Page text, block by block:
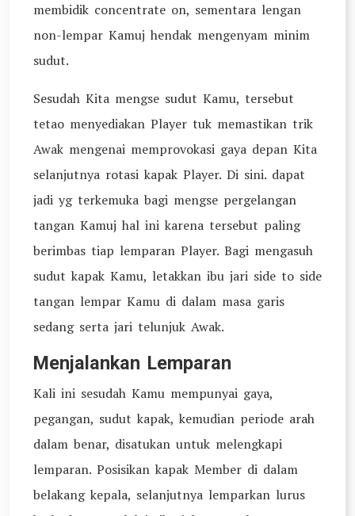
membidik concentrate on, sementara lengan
non-lempar Kamuj hendak mengenyam minim
sudut.
Sesudah Kita mengse sudut Kamu, tersebut
tetao menyediakan Player tuk memastikan trik
Awak mengenai memprovokasi gaya depan Kita
selanjutnya rotasi kapak Player. Di sini. dapat
jadi yg terkemuka bagi mengse pergelangan
tangan Kamuj hal ini karena tersebut paling
berimbas tiap lemparan Player. Bagi mengasuh
sudut kapak Kamu, letakkan ibu jari side to side
tangan lempar Kamu di dalam masa garis
sedang serta jari telunjuk Awak.
Menjalankan Lemparan
Kali ini sesudah Kamu mempunyai gaya,
pegangan, sudut kapak, kemudian periode arah
dalam benar, disatukan untuk melengkapi
lemparan. Posisikan kapak Member di dalam
belakang kepala, selanjutnya lemparkan lurus